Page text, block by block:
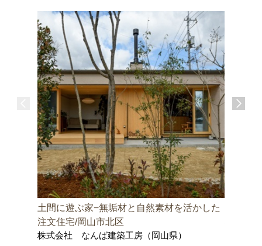
土間に遊ぶ家−無垢材と自然素材を活かした
注文住宅/岡山市北区
株式会社 なんば建築工房（岡山県）